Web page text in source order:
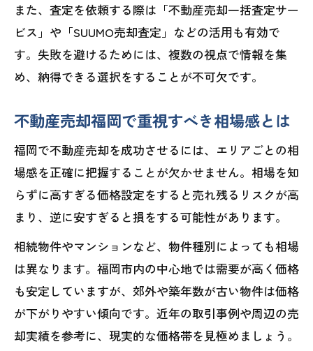
福岡不動産売却査定の精度を高める方法
SUUMO売却査定を福岡で活用する利点
不動産売却を福岡で成功に導くコツ
福岡の不動産売却一括査定で損しない方
法
不動産買取業者ランキング福岡の賢い使
い方
マンション売却時の福岡での注意点まと
め
相続物件を福岡で売る際の落とし穴と対
策
スタイル別に学ぶ福岡の不動産売却戦略
福岡不動産売却スタイル別戦略の違い
また、査定を依頼する際は「不動産売却一括査定サー
ビス」や「SUUMO売却査定」などの活用も有効で
す。失敗を避けるためには、複数の視点で情報を集
め、納得できる選択をすることが不可欠です。
不動産売却福岡で重視すべき相場感とは
福岡で不動産売却を成功させるには、エリアごとの相
場感を正確に把握することが欠かせません。相場を知
らずに高すぎる価格設定をすると売れ残るリスクが高
まり、逆に安すぎると損をする可能性があります。
相続物件やマンションなど、物件種別によっても相場
は異なります。福岡市内の中心地では需要が高く価格
も安定していますが、郊外や築年数が古い物件は価格
が下がりやすい傾向です。近年の取引事例や周辺の売
却実績を参考に、現実的な価格帯を見極めましょう。